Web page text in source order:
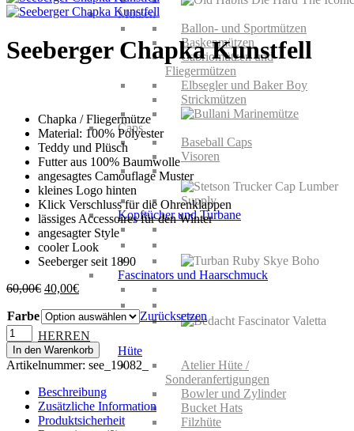
Mützen
Ballon- und Sportmützen
Baskenmützen
Cabriomützen und
Fliegermützen
Elbsegler und Baker Boy
Strickmützen
Caps
Baseball Caps
Visoren
Kopftücher und Turbane
Fascinators und Haarschmuck
HERREN
Hüte
Atelier Hüte /
Sonderanfertigungen
Bowler und Zylinder
Bucket Hats
Filzhüte
Seeberger Chapka Kunstfell
Chapka / Fliegermütze
Material: 100% Polyester
Teddy und Plüsch
Futter aus 100% Baumwolle
angesagtes Camouflage Muster
kleines Logo hinten
Klick Verschluss für die Ohrenklappen
lässiges Accessoires für den Winter
angesagter Style
cooler Look
Seeberger seit 1890
60,00€ Ursprünglicher
war:
60,00€
40,00€Aktueller
ist:
40,00€.
Farbe
Zurücksetzen
Seeberger
Chapka
Kunstfell
Menge
In den Warenkorb
Artikelnummer: see_19082_
Beschreibung
Zusätzliche Information
Produktsicherheit